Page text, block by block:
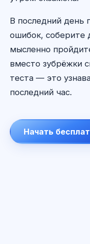
В последний день
ошибок, соберите
мысленно
вместо зубрёжки
теста — это
последний час.
Начать